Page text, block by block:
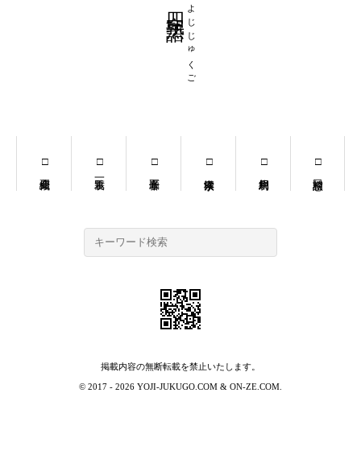
よじじゅくご
掲載内容の無断転載を禁止いたします。
© 2017 - 2026 YOJI-JUKUGO.COM & ON-ZE.COM